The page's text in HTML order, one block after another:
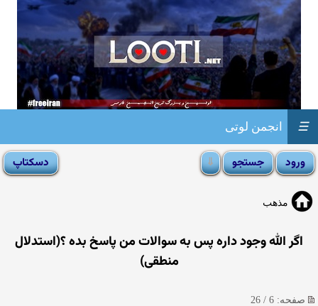
انجمن لوتی ☰
مذهب
اگر الله وجود داره پس به سوالات من پاسخ بده ؟(استدلال
منطقی)
صفحه: 6 / 26